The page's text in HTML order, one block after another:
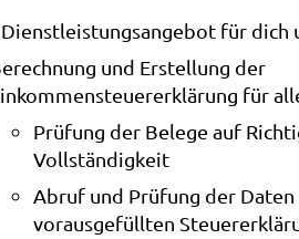
Dienstleistungsangebot für dich
und Erstellung der
für
Prüfung der Belege auf
Vollständigkeit
Abruf und Prüfung der Daten
vorausgefüllten